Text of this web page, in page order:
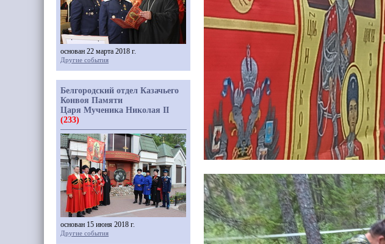
основан 22 марта 2018 г.
Другие события
Белгородский отдел Казачьего
Конвоя Памяти
Царя Мученика Николая II
(233)
основан 15 июня 2018 г.
Другие события